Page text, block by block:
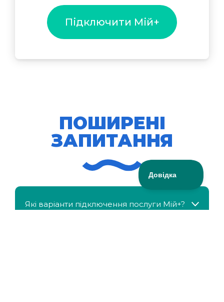
Підключити Мій+
ПОШИРЕНІ
ЗАПИТАННЯ
Які варіанти підключення послуги Мій+?